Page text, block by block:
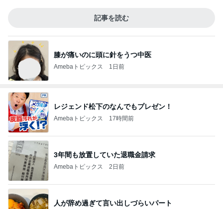
記事を読む
膝が痛いのに頭に針をうつ中医
Amebaトピックス 1日前
レジェンド松下のなんでもプレゼン！
Amebaトピックス 17時間前
3年間も放置していた退職金請求
Amebaトピックス 2日前
人が辞め過ぎて言い出しづらいパート